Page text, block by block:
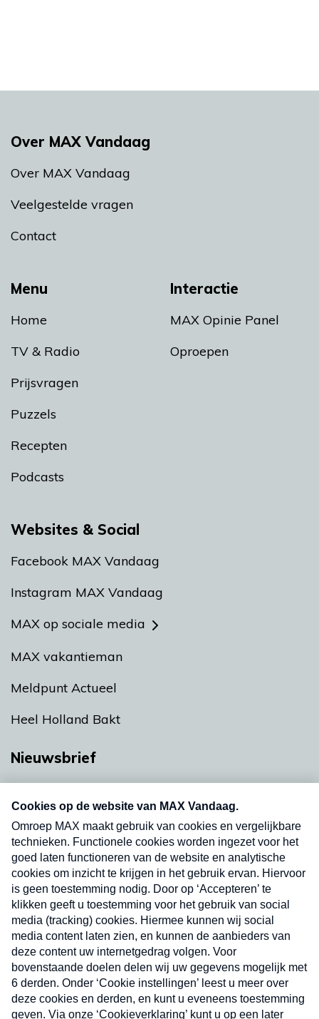
Menu
Home
TV & Radio
Prijsvragen
Puzzels
Recepten
Podcasts
Interactie
MAX Opinie Panel
Oproepen
Over MAX Vandaag
Over MAX Vandaag
Veelgestelde vragen
Contact
Websites & Social
Facebook MAX Vandaag
Instagram MAX Vandaag
MAX op sociale media
MAX vakantieman
Meldpunt Actueel
Heel Holland Bakt
Nieuwsbrief
nieuwsbrief. Elke vrijdag- en dinsdagochtend in
uw mailbox.
Verzend
Nieuwsbrief